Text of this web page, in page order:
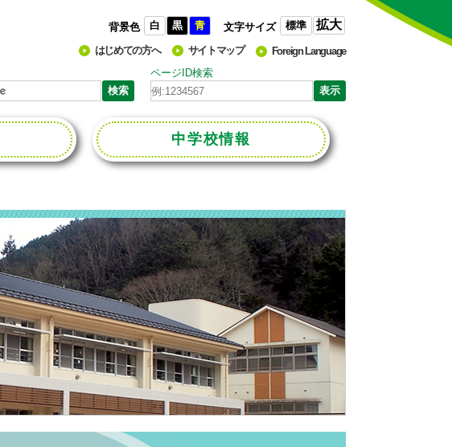
背景色 白 黒 青 文字サイズ 標準 拡大
はじめての方へ サイトマップ
Foreign Language
ページID検索
中学校情報